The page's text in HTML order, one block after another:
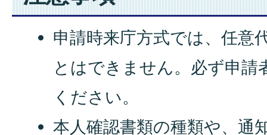
申請時来庁方式では、任意
とはできません。必ず申請
ください。
本人確認書類の種類や、通